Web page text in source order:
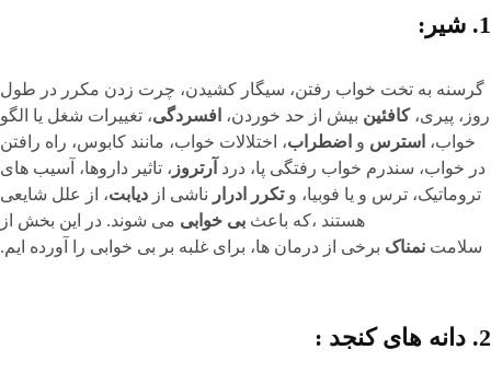
1. شیر:
گرسنه به تخت خواب رفتن، سیگار کشیدن، چرت زدن مکرر در طول
روز، پیری،کافئین بیش از حد خوردن، افسردگی، تغییرات شغل یا الگو
خواب، استرس و اضطراب، اختلالات خواب، مانند کابوس، راه رافتن
در خواب، سندرم خواب رفتگی پا، درد آرتروز ، تاثیر داروها، آسیب های
تروماتیک، ترس و یا فوبیا، وتکرر ادرار ناشی از دیابت، از علل شایعی
هستند ،که باعث بی خوابی می شوند. در این بخش از
سلامت نمناک برخی از درمان ها، برای غلبه بر بی خوابی را آورده ایم.
2. دانه های کنجد :